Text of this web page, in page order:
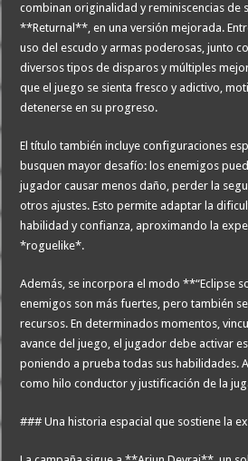
combinan originalidad y reminiscencias de
**Returnal**, en una versión mejorada.
uso del escudo y armas poderosas, junto
diversos tipos de disparos y múltiples
que el juego se sienta fresco y adictivo,
detenerse en su progreso.
El título también incluye configuraciones
busquen mayor desafío: los enemigos
jugador causar menos daño, perder la
otros ajustes. Esto permite adaptar la
habilidad y confianza, aproximando la
*roguelike*.
Además, se incorpora el modo **“Eclipse
enemigos son más fuertes, pero también
recursos. En determinados momentos,
avance del juego, el jugador debe activar
poniendo a prueba todas sus habilidades.
como hilo conductor y justificación de la
### Una historia espacial que sostiene la